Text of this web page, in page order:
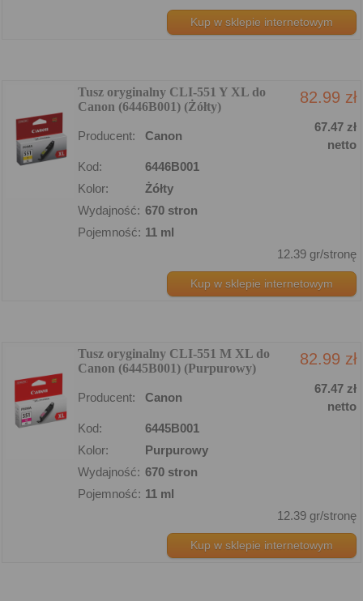
Kup w sklepie internetowym
Tusz oryginalny CLI-551 Y XL do
Canon (6446B001) (Żółty)
82.99 zł
Producent: Canon
67.47 zł
netto
Kod:
6446B001
Kolor:
Żółty
Wydajność: 670 stron
Pojemność: 11 ml
12.39 gr/stronę
Kup w sklepie internetowym
Tusz oryginalny CLI-551 M XL do
Canon (6445B001) (Purpurowy)
82.99 zł
Producent: Canon
67.47 zł
netto
Kod:
6445B001
Kolor:
Purpurowy
Wydajność: 670 stron
Pojemność: 11 ml
12.39 gr/stronę
Kup w sklepie internetowym